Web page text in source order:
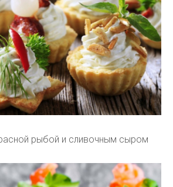
рыбой и сливочным сыром